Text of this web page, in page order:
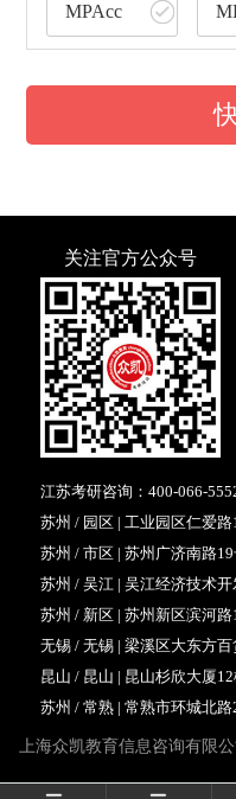
MPAcc
关注官方公众号
江苏考研咨询： 400-066-
苏州 / 园区 | 工业园区仁爱
苏州 / 市区 | 苏州广济南路
苏州 / 吴江 | 吴江经济技术
苏州 / 新区 | 苏州新区滨河路
无锡 / 无锡 | 梁溪区大东方
昆山 / 昆山 | 昆山杉欣大厦
苏州 / 常熟 | 常熟市环城北路
上海众凯教育信息咨询有限